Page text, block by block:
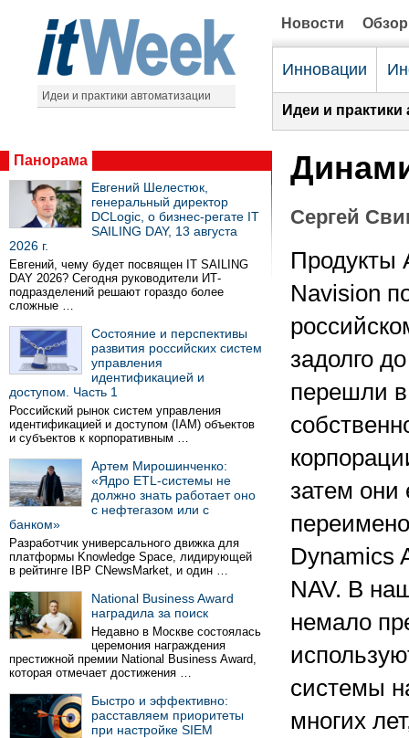
Идеи и практики автоматизации
Новости
Инновации
Идеи и
Панорама
Евгений Шелестюк,
генеральный директор
DCLogic, о бизнес-регате IT
SAILING DAY, 13 августа
2026 г.
Евгений, чему будет посвящен IT SAILING
DAY 2026? Сегодня руководители ИТ-
подразделений решают гораздо более
сложные …
Состояние и перспективы
развития российских систем
управления
идентификацией и
доступом. Часть 1
Российский рынок систем управления
идентификацией и доступом (IAM) объектов
и субъектов к корпоративным …
Артем Мирошинченко:
«Ядро ETL-системы не
должно знать работает оно
с нефтегазом или с
банком»
Разработчик универсального движка для
платформы Knowledge Space, лидирующей
в рейтинге IBP CNewsMarket, и один …
National Business Award
наградила за поиск
Недавно в Москве состоялась
церемония награждения
престижной премии National Business Award,
которая отмечает достижения …
Быстро и эффективно:
расставляем приоритеты
при настройке SIEM
Сергей
Продукты
Navision
задолго
перешли в
затем
Dynamics
NAV. В
немало
системы
многих